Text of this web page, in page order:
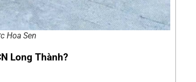
Hoa Sen
Long Thành?